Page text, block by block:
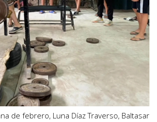
de febrero, Luna Díaz Traverso, Baltasar